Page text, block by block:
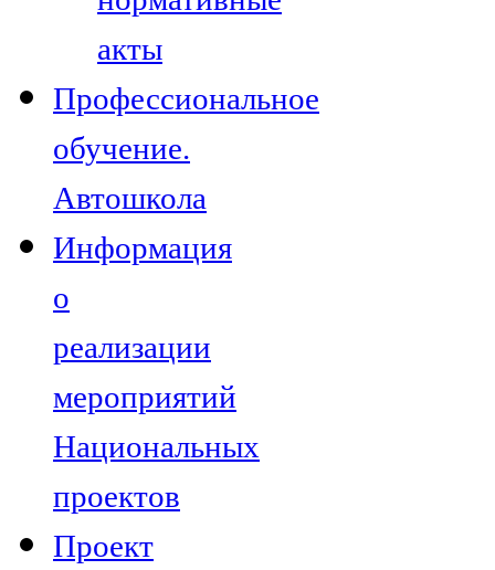
акты
Профессиональное
обучение.
Автошкола
Информация
о
реализации
мероприятий
Национальных
проектов
Проект